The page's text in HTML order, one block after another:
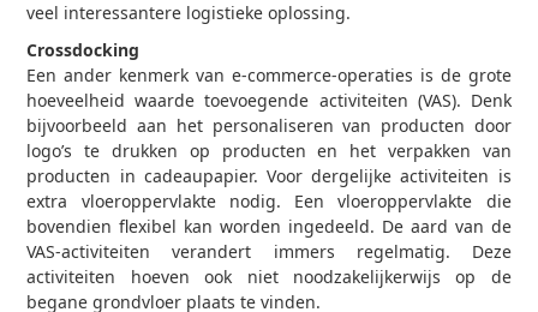
veel interessantere logistieke oplossing.
Crossdocking
Een ander kenmerk van e-commerce-operaties is de grote
hoeveelheid waarde toevoegende activiteiten (VAS). Denk
bijvoorbeeld aan het personaliseren van producten door
logo’s te drukken op producten en het verpakken van
producten in cadeaupapier. Voor dergelijke activiteiten is
extra vloeroppervlakte nodig. Een vloeroppervlakte die
bovendien flexibel kan worden ingedeeld. De aard van de
VAS-activiteiten verandert immers regelmatig. Deze
activiteiten hoeven ook niet noodzakelijkerwijs op de
begane grondvloer plaats te vinden.